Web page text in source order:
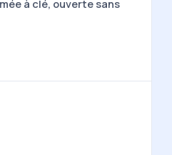
à clé, ouverte sans